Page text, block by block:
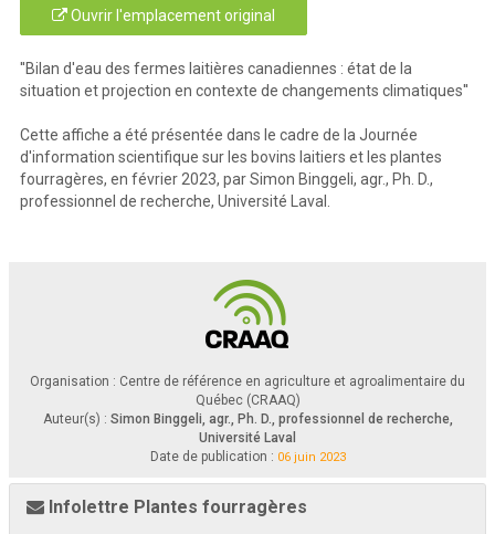
Ouvrir l'emplacement original
''Bilan d'eau des fermes laitières canadiennes : état de la
situation et projection en contexte de changements climatiques''
Cette affiche a été présentée dans le cadre de la Journée
d'information scientifique sur les bovins laitiers et les plantes
fourragères, en février 2023, par Simon Binggeli, agr., Ph. D.,
professionnel de recherche, Université Laval.
Organisation : Centre de référence en agriculture et agroalimentaire du
Québec (CRAAQ)
Auteur(s) : Simon Binggeli, agr., Ph. D., professionnel de recherche,
Université Laval
Date de publication : 06 juin 2023
Infolettre Plantes fourragères